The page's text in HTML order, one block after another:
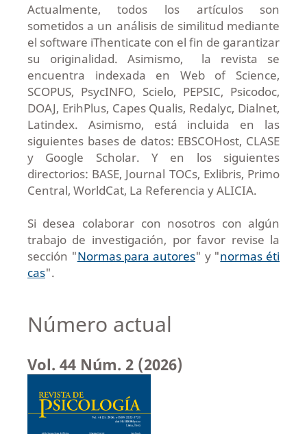
Actualmente, todos los artículos son
sometidos a un análisis de similitud mediante
el software iThenticate con el fin de garantizar
su originalidad. Asimismo, la revista se
encuentra indexada en Web of Science,
SCOPUS, PsycINFO, Scielo, PEPSIC, Psicodoc,
DOAJ, ErihPlus, Capes Qualis, Redalyc, Dialnet,
Latindex. Asimismo, está incluida en las
siguientes bases de datos: EBSCOHost, CLASE
y Google Scholar. Y en los siguientes
directorios: BASE, Journal TOCs, Exlibris, Primo
Central, WorldCat, La Referencia y ALICIA.
Si desea colaborar con nosotros con algún
trabajo de investigación, por favor revise la
sección "Normas para autores" y "normas éti
cas".
Número actual
Vol. 44 Núm. 2 (2026)